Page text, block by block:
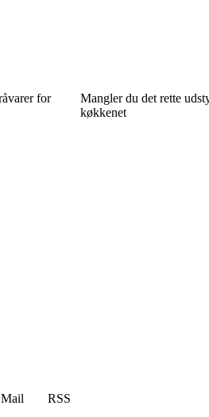
for
Mangler du det rette
køkkenet
Mail
RSS